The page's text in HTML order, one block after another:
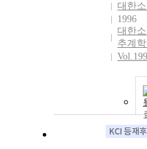
대한
1996
대한
추계